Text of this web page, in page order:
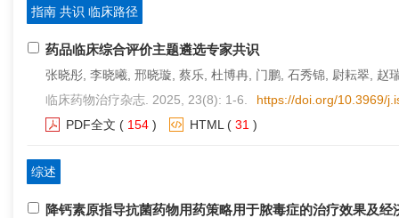
指南 共识 临床路径
药品临床综合评价主题遴选专家共识
张晓彤, 李晓曦, 邢晓璇, 蔡乐, 杜博冉, 门鹏, 石秀锦, 尉耘翠, 赵
临床药物治疗杂志. 2025, 23(8): 1-6.
https://doi.org/10.3969/
PDF全文 ( 154 ) HTML ( 31 )
综述
降钙素原指导抗菌药物用药策略用于脓毒症的治疗效果及经